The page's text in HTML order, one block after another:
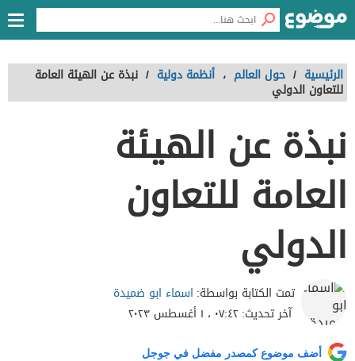
الرئيسية / حول العالم ، أنظمة دولية / نبذة عن الهيئة العامة
للتعاون الدولي
نبذة عن الهيئة
العامة للتعاون
الدولي
تمت الكتابة بواسطة: اسماء ابو ضميدة
آخر تحديث:٠٧:٤٢ ، ١ أغسطس ٢٠٢٣
أضف موضوع كمصدر مفضل في جوجل